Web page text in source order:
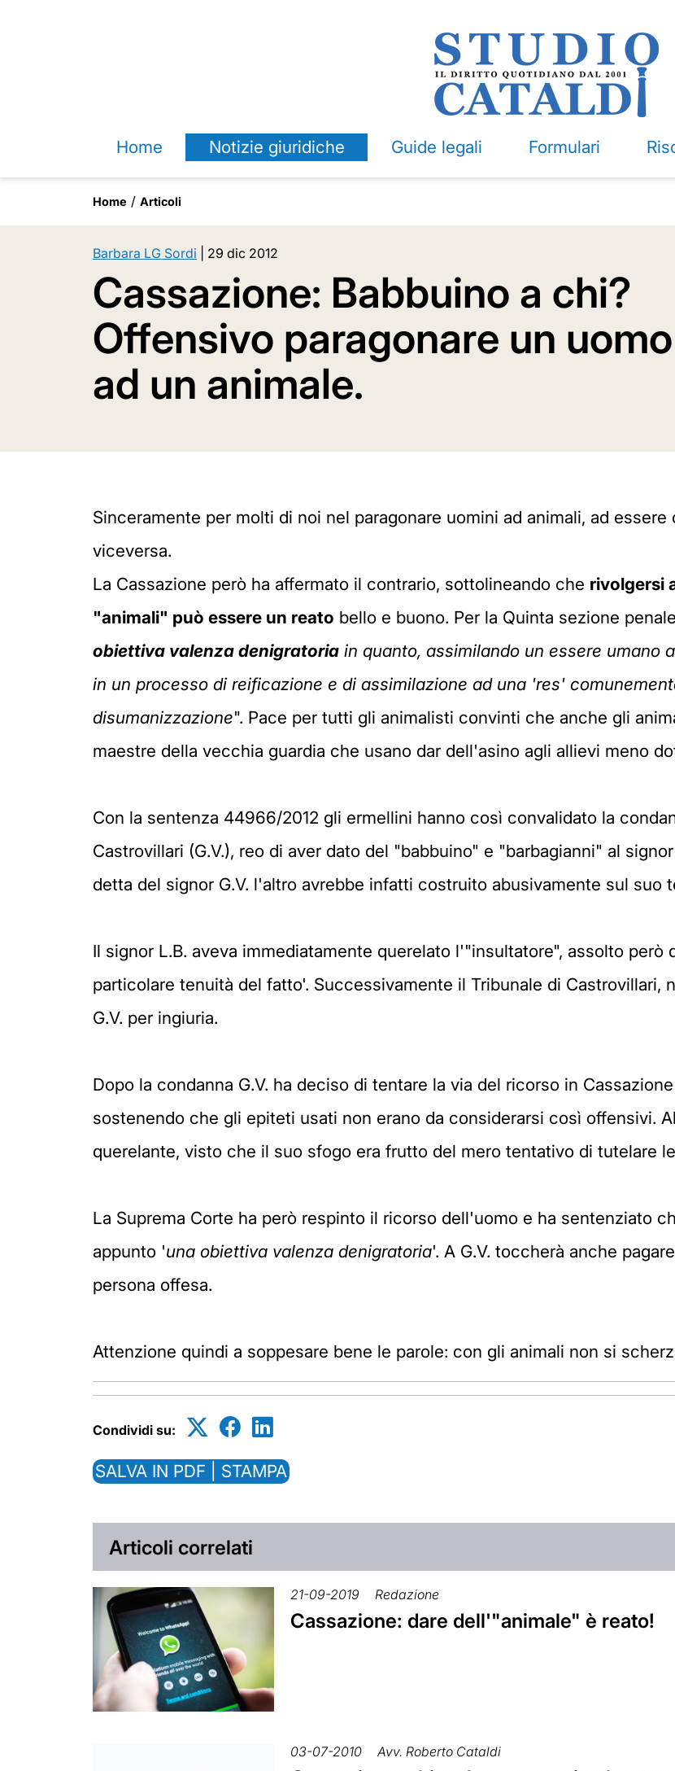
Home Notizie giuridiche Guide legali Formulari
Home Articoli
Barbara LG Sordi 29 dic 2012
Cassazione: Babbuino a chi?
Offensivo paragonare un uomo
ad un animale.
Sinceramente per molti di noi nel paragonare uomini ad animali, ad
viceversa.
La Cassazione però ha affermato il contrario, sottolineando che rivolgersi
"animali" può essere un reato bello e buono. Per la Quinta sezione
obiettiva valenza denigratoria in quanto, assimilando un essere umano
in un processo di reificazione e di assimilazione ad una 'res'
disumanizzazione". Pace per tutti gli animalisti convinti che anche gli
maestre della vecchia guardia che usano dar dell'asino agli allievi meno
Con la sentenza 44966/2012 gli ermellini hanno così convalidato la
Castrovillari (G.V.), reo di aver dato del "babbuino" e "barbagianni" al
detta del signor G.V. l'altro avrebbe infatti costruito abusivamente sul suo
Il signor L.B. aveva immediatamente querelato l'"insultatore", assolto
particolare tenuità del fatto'. Successivamente il Tribunale di Castrovillari,
G.V. per ingiuria.
Dopo la condanna G.V. ha deciso di tentare la via del ricorso in
sostenendo che gli epiteti usati non erano da considerarsi così offensivi.
querelante, visto che il suo sfogo era frutto del mero tentativo di tutelare
La Suprema Corte ha però respinto il ricorso dell'uomo e ha sentenziato
appunto 'una obiettiva valenza denigratoria'. A G.V. toccherà anche
persona offesa.
Attenzione quindi a soppesare bene le parole: con gli animali non si
Condividi su:
SALVA IN PDF | STAMPA
Articoli correlati
21-09-2019 Redazione
Cassazione: dare dell'"animale" è reato!
03-07-2010 Avv. Roberto Cataldi